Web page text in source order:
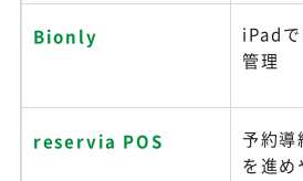
Bionly
iPad
管理
reservia POS
予約導
を進め